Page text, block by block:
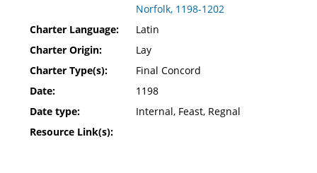
Norfolk, 1198-1202
Charter Language:
Latin
Charter Origin:
Lay
Charter Type(s):
Final Concord
Date:
1198
Date type:
Internal, Feast, Regnal
Resource Link(s):